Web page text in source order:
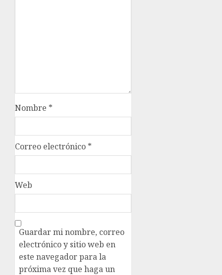
Nombre *
Correo electrónico *
Web
Guardar mi nombre, correo
electrónico y sitio web en
este navegador para la
próxima vez que haga un